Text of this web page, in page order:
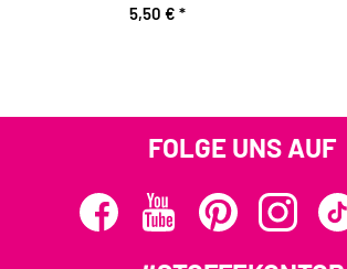
5,50 € *
FOLGE UNS AUF